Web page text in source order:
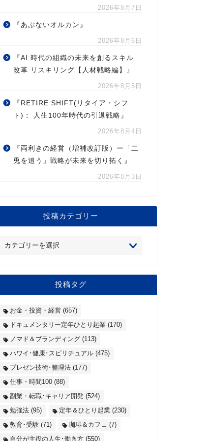
2026年8月7日
『あぶないオルカン』
2026年8月6日
『AI 時代の組織の未来を創るスキル
改革 リスキリング【人材戦略編】』
2026年8月5日
『RETIRE SHIFT(リタイア・シフ
ト)： 人生100年時代の引退戦略』
2026年8月4日
『両利きの経営（増補改訂版）ー「二
兎を追う」戦略が未来を切り拓く』
2026年8月3日
投稿カテゴリー
投稿タグ
お金・投資・経営(657)
ドキュメンタリー定年ひとり起業(170)
ノマド＆ブランディング(113)
ハワイ･健康･スピリチュアル(475)
プレゼン技術･整理法(177)
仕事・時間100(88)
副業・転職･キャリア開発(524)
勉強法(95) 定年＆ひとり起業(230)
教育･受験(71) 珈琲＆カフェ (7)
自分が主役の人生･働き方(550)